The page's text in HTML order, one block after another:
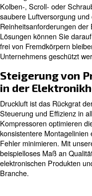
Moderne
In der komplexen
Komponente und
ein wichtiger
versorgt. In jedem
die Integrität
Kolben-, Scroll- oder
saubere
Lösungen können Sie
frei von